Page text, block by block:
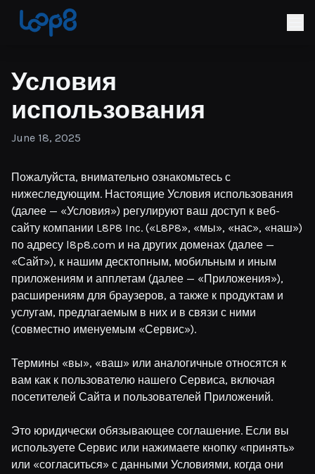
Условия
использования
June 18, 2025
Пожалуйста, внимательно ознакомьтесь с
нижеследующим. Настоящие Условия использования
(далее — «Условия») регулируют ваш доступ к веб-
сайту компании L8P8 Inc. («L8P8», «мы», «нас», «наш»)
по адресу l8p8.com и на других доменах (далее —
«Сайт»), к нашим десктопным, мобильным и иным
приложениям и апплетам (далее — «Приложения»),
расширениям для браузеров, а также к продуктам и
услугам, предлагаемым в них и в связи с ними
(совместно именуемым «Сервис»).
Термины «вы», «ваш» или аналогичные относятся к
вам как к пользователю нашего Сервиса, включая
посетителей Сайта и пользователей Приложений.
Это юридически обязывающее соглашение. Если вы
используете Сервис или нажимаете кнопку «принять»
или «согласиться» с данными Условиями, когда они